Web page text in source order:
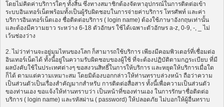
โดยไม่คิดค่าบริการใดๆ ทั้งสิ้น ซึ่งทางสมาชิกต้องจัดหาอุปกรณ์ในการติดต่อเข้า
ระบบอินเทอร์เน็ตพร้อมทั้งเป็นผู้รับผิดชอบในการจ่ายค่าบริการ โทรศัพท์ และค่า
บริการอินเทอร์เน็ตเอง ชื่อติดต่อบริการ ( login name) ต้องใช้ภาษาอังกฤษเท่านั้น
และต้องมีความยาว ระหว่าง 6-18 ตัวอักษร ใช้ได้เฉพาะตัวอักษร a-z, 0-9, -, _ ไม่
เว้นช่องว่าง
2. ไม่ว่าท่านจะอยู่มุมไหนของโลก ก็สามารถใช้บริการ เพียงมีคอมพิวเตอร์ที่เชื่อมต่อ
อินเทอร์เน็ตได้ ทั้งนี้อยู่ในความรับผิดชอบของผู้ใช้ ที่จะต้องปฏิบัติตามกฎระเบียบ ที่มี
ผลบังคับใช้ในประเทศต่างๆ ขอสงวนสิทธิ์ในการให้บริการ และหยุดให้บริการเมื่อใด
ก็ได้ ตามแต่ความเหมาะสม โดยมิต้องบอกกล่าวให้ท่านทราบล่วงหน้า ถือว่าความ
เป็นส่วนตัวเป็นเรื่องสำคัญมากสำหรับ การติดต่อสื่อสาร ทั้งนี้เพื่อความเป็นส่วนตัว
ของท่านเอง ขอแจ้งให้ท่านทราบว่า เป็นหน้าที่ของท่านเอง ในการรักษาชื่อติดต่อ
บริการ ( login name) และรหัสผ่าน ( password) ให้ปลอดภัย ไม่บอกให้ผู้อื่นทราบ